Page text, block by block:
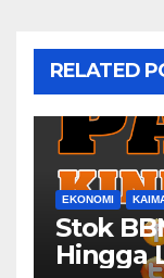
RELATED
EKONOMI
Stok
Hingga